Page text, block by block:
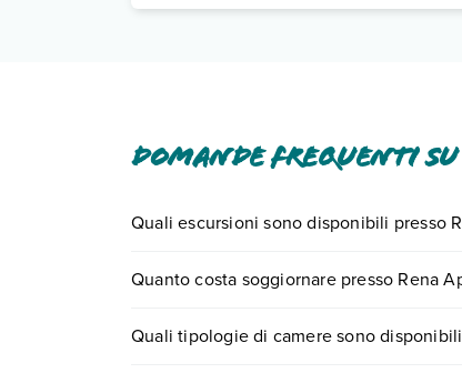
Domande frequenti
Quali escursioni sono disponibili presso
0721.17231 oprenotando un appuntamento.
Quanto costa soggiornare presso Rena
quando partire.
Quali tipologie di camere sono